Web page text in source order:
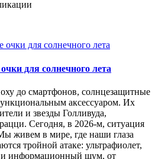
для солнечного лета
до смартфонов, солнцезащитные
аксессуаром. Их
и звезды Голливуда,
Сегодня, в 2026-м, ситуация
живем в мире, где наши глаза
тройной атаке: ультрафиолет,
и информационный шум, от